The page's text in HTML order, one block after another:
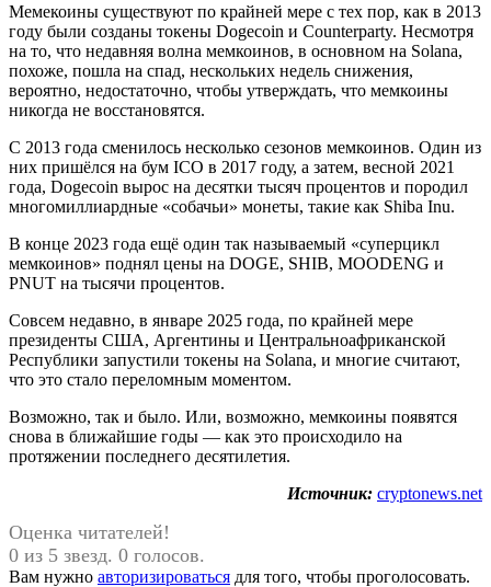
Мемекоины существуют по крайней мере с тех пор, как в 2013
году были созданы токены Dogecoin и Counterparty. Несмотря
на то, что недавняя волна мемкоинов, в основном на Solana,
похоже, пошла на спад, нескольких недель снижения,
вероятно, недостаточно, чтобы утверждать, что мемкоины
никогда не восстановятся.
С 2013 года сменилось несколько сезонов мемкоинов. Один из
них пришёлся на бум ICO в 2017 году, а затем, весной 2021
года, Dogecoin вырос на десятки тысяч процентов и породил
многомиллиардные «собачьи» монеты, такие как Shiba Inu.
В конце 2023 года ещё один так называемый «суперцикл
мемкоинов» поднял цены на DOGE, SHIB, MOODENG и
PNUT на тысячи процентов.
Совсем недавно, в январе 2025 года, по крайней мере
президенты США, Аргентины и Центральноафриканской
Республики запустили токены на Solana, и многие считают,
что это стало переломным моментом.
Возможно, так и было. Или, возможно, мемкоины появятся
снова в ближайшие годы — как это происходило на
протяжении последнего десятилетия.
Источник: cryptonews.net
Оценка читателей!
0 из 5 звезд. 0 голосов.
Вам нужно авторизироваться для того, чтобы проголосовать.